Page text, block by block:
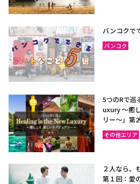
バンコクで
バンコク
5つのRで
uxury ～癒
リー〜」第
その他エリア
２人なら、
第１回：愛